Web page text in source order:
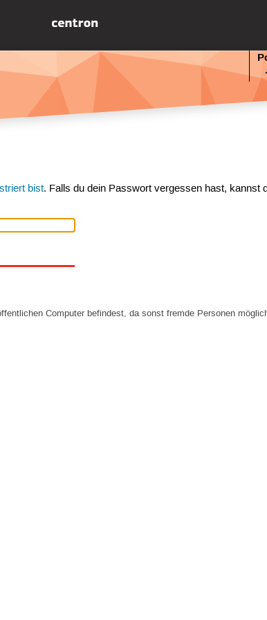
bist. Falls du dein Passwort vergessen hast, kannst
Computer befindest, da sonst fremde Personen